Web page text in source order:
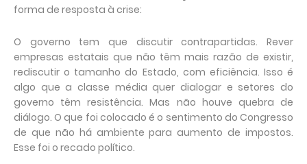
forma de resposta à crise:
O governo tem que discutir contrapartidas. Rever
empresas estatais que não têm mais razão de existir,
rediscutir o tamanho do Estado, com eficiência. Isso é
algo que a classe média quer dialogar e setores do
governo têm resistência. Mas não houve quebra de
diálogo. O que foi colocado é o sentimento do Congresso
de que não há ambiente para aumento de impostos.
Esse foi o recado político.